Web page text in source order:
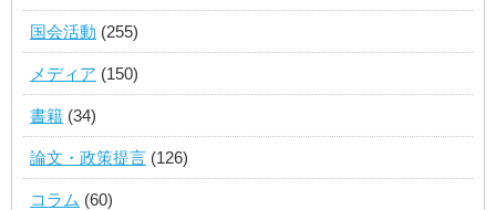
国会活動 (255)
メディア (150)
書籍 (34)
論文・政策提言 (126)
コラム (60)